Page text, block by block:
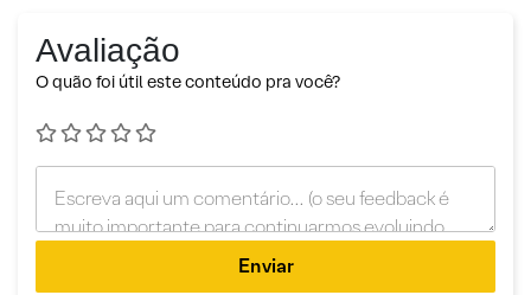
Avaliação
O quão foi útil este conteúdo pra você?
Enviar